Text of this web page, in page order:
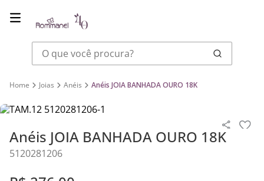
O que você procura?
Joias Anéis Anéis JOIA BANHADA OURO 18K
Anéis JOIA BANHADA OURO 18K
5120281206